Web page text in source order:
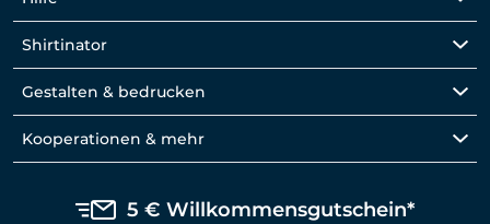
Shirtinator
Gestalten & bedrucken
Kooperationen & mehr
5 € Willkommensgutschein*